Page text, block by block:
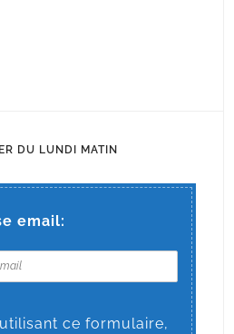
DU LUNDI MATIN
email:
ce formulaire,